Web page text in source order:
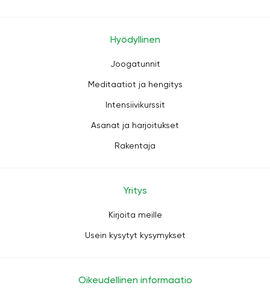
Hyödyllinen
Joogatunnit
Meditaatiot ja hengitys
Intensiivikurssit
Asanat ja harjoitukset
Rakentaja
Yritys
Kirjoita meille
Usein kysytyt kysymykset
Oikeudellinen informaatio